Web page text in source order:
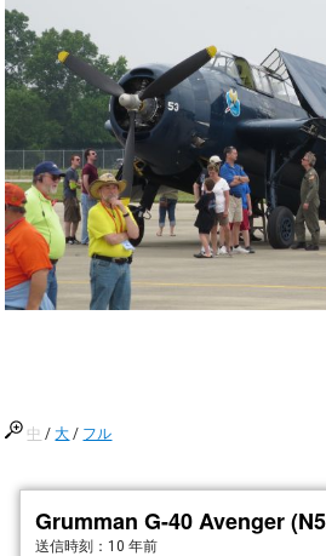
中 /大 / フル
Grumman G-40 Avenger
送信時刻： 10 年前